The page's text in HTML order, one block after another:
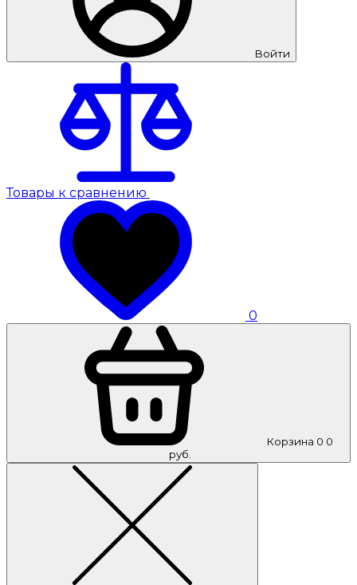
Войти
Товары к сравнению
0
Корзина 0 0
руб.